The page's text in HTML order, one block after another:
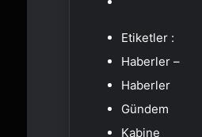
Etiketler :
Haberler –
Haberler
Gündem
Kabine